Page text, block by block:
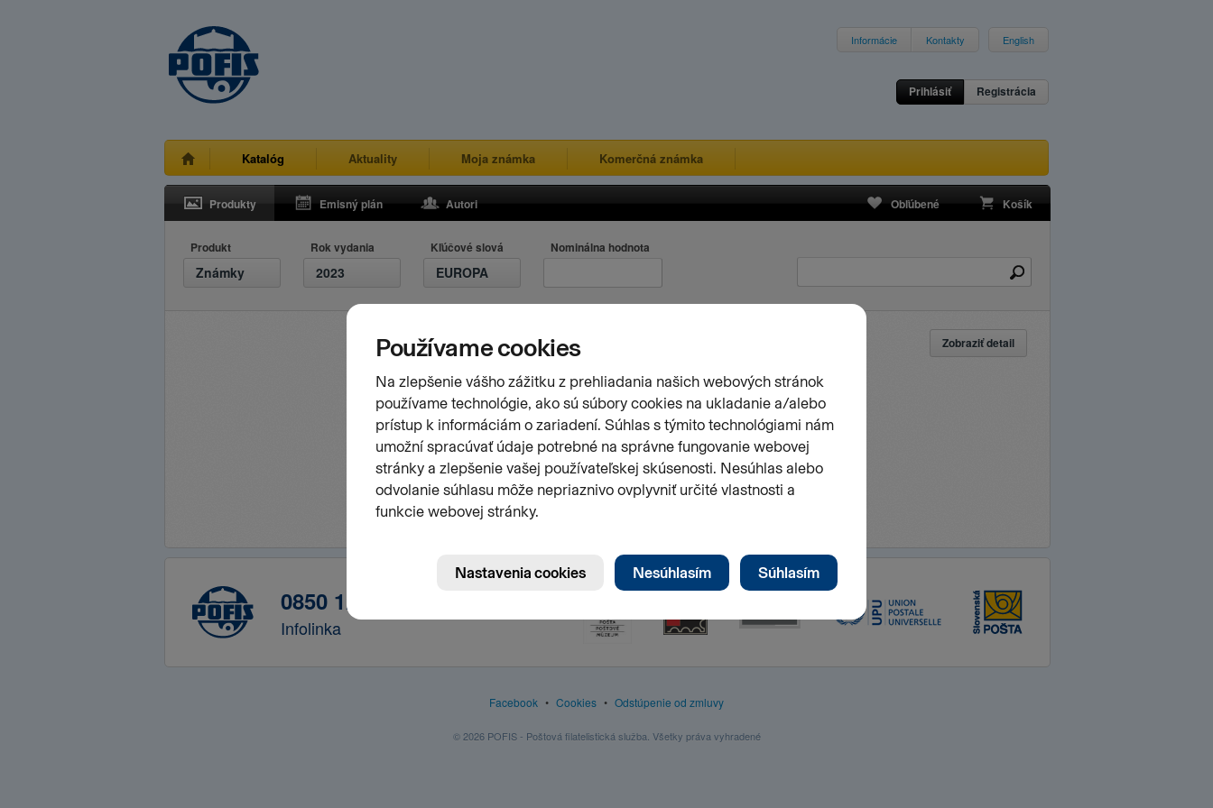
Informácie Kontakty English
Prihlásiť Registrácia
Katalóg Aktuality Moja známka Komerčná známka
Produkty Emisný plán Autori Obľúbené Košík
Produkt
Známky
Rok vydania
2023
Kľúčové slová
EUROPA
Nominálna hodnota
Zobraziť detail
0850 122 413
Infolinka
Facebook • Cookies • Odstúpenie od zmluvy
© 2026 POFIS - Poštová filatelistická služba. Všetky práva vyhradené